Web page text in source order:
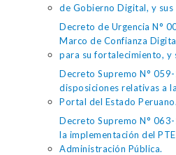
de Gobierno Digital, y
Decreto de Urgencia N°
Marco de Confianza
para su fortalecimiento, y
Decreto Supremo N°
disposiciones relativas a
Portal del Estado
Decreto Supremo N°
la implementación del
Administración Pública.